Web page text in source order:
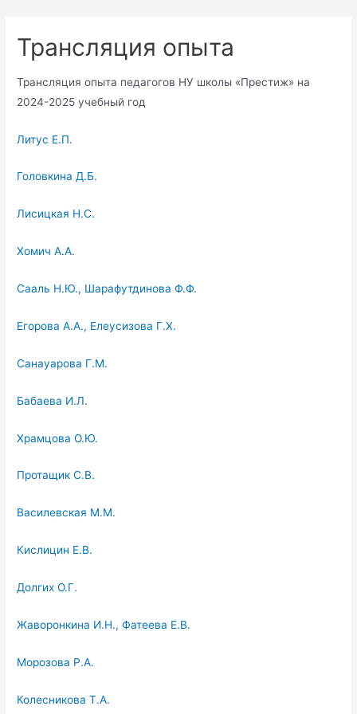
содержимому
Трансляция опыта
Трансляция опыта педагогов НУ школы «Престиж» на
2024-2025 учебный год
Литус Е.П.
Головкина Д.Б.
Лисицкая Н.С.
Хомич А.А.
Сааль Н.Ю., Шарафутдинова Ф.Ф.
Егорова А.А., Елеусизова Г.Х.
Санауарова Г.М.
Бабаева И.Л.
Храмцова О.Ю.
Протащик С.В.
Василевская М.М.
Кислицин Е.В.
Долгих О.Г.
Жаворонкина И.Н., Фатеева Е.В.
Морозова Р.А.
Колесникова Т.А.